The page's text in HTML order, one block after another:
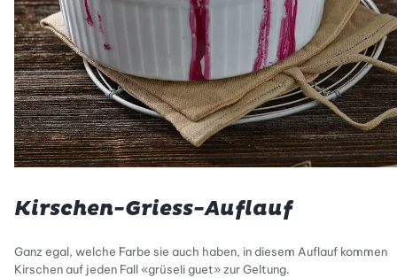
Kirschen-Griess-Auflauf
Ganz egal, welche Farbe sie auch haben, in diesem Auflauf kommen
Kirschen auf jeden Fall «grüseli guet» zur Geltung.